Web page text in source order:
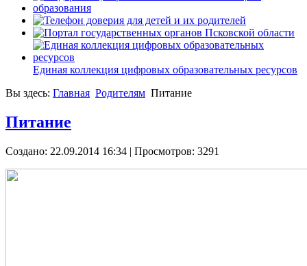
Единая коллекция цифровых образовательных ресурсов
Вы здесь: Главная Родителям Питание
Питание
Создано: 22.09.2014 16:34 | Просмотров: 3291